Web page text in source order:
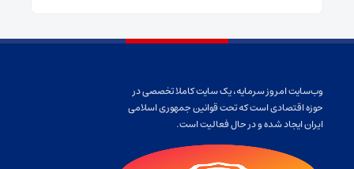
وب‌سایت امروز سرمایه، یک سایت کاملا تخصصی در
حوزه اقتصادی است که تحت قوانین جمهوری اسلامی
ایران ایجاد شده و در حال فعالیت است.